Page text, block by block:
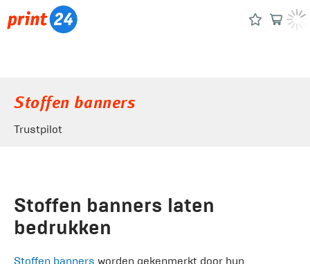
Stoffen banners
Trustpilot
Stoffen banners laten
bedrukken
Stoffen banners worden gekenmerkt door hun